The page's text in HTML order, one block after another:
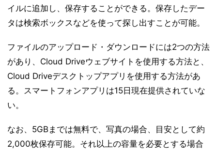
イルに追加し、保存することができる。保存したデー
タは検索ボックスなどを使って探し出すことが可能。
ファイルのアップロード・ダウンロードには2つの方法
があり、Cloud Driveウェブサイトを使用する方法と、
Cloud Driveデスクトップアプリを使用する方法があ
る。スマートフォンアプリは15日現在提供されていな
い。
なお、5GBまでは無料で、写真の場合、目安として約
2,000枚保存可能。それ以上の容量を必要とする場合